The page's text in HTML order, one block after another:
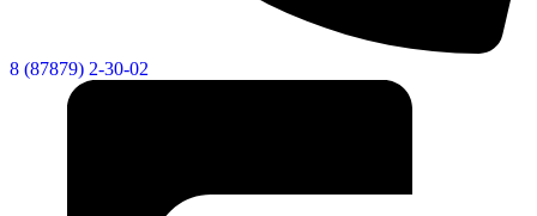
8 (87879) 2-30-02